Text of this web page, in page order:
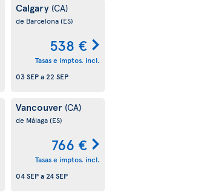
Calgary (CA)
de Barcelona(ES)
538 €
Tasas e imptos. incl.
03 SEPa22 SEP
Vancouver (CA)
de Málaga(ES)
766 €
Tasas e imptos. incl.
04 SEPa24 SEP